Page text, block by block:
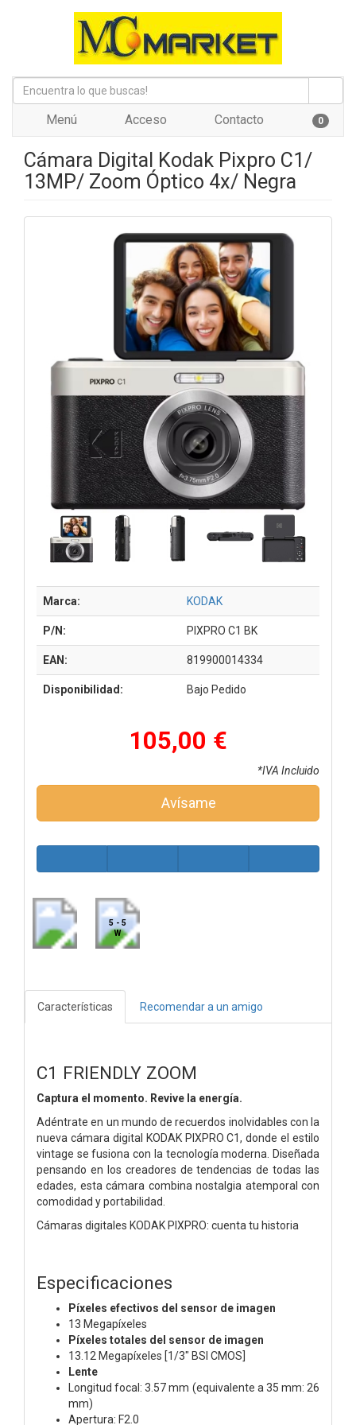
Menú Acceso Contacto 0
Cámara Digital Kodak Pixpro C1/
13MP/ Zoom Óptico 4x/ Negra
Marca: KODAK
P/N: PIXPRO C1 BK
EAN: 819900014334
Disponibilidad: Bajo Pedido
105,00 €
*IVA Incluido
Avísame
5 - 5
W
Características Recomendar a un amigo
C1 FRIENDLY ZOOM
Captura el momento. Revive la energía.
Adéntrate en un mundo de recuerdos inolvidables con la
nueva cámara digital KODAK PIXPRO C1,donde el estilo
vintage se fusiona con la tecnologíamoderna. Diseñada
pensando en los creadores detendencias de todas las
edades, esta cámara combina nostalgia atemporal con
comodidad yportabilidad.
Cámaras digitales KODAK PIXPRO: cuenta tu historia
Especificaciones
Píxeles efectivos del sensor de imagen
13 Megapíxeles
Píxeles totales del sensor de imagen
13.12 Megapíxeles [1/3" BSI CMOS]
Lente
Longitud focal: 3.57 mm (equivalente a 35 mm: 26
mm)
Apertura: F2.0